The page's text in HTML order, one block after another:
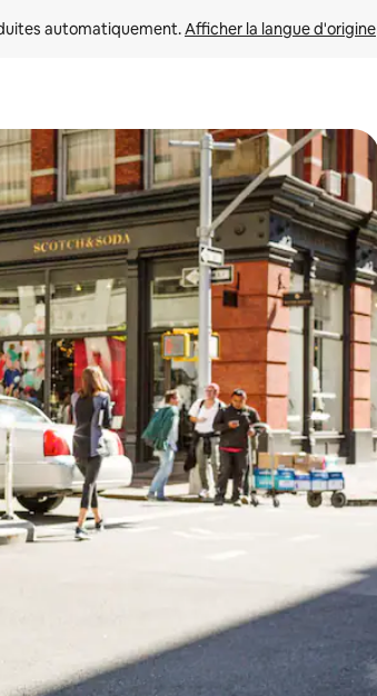
automatiquement. Afficher la langue d'origine
les parcourir ou en appuyant et en faisant glisser.